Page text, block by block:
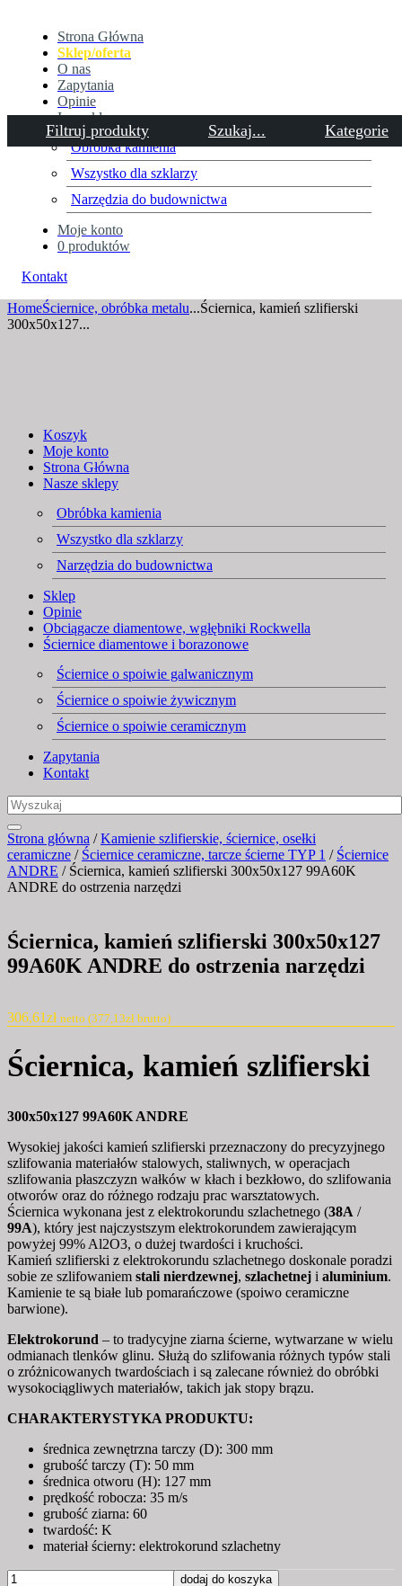
Filtruj produkty Szukaj... Kategorie
Strona Główna
Sklep/oferta
O nas
Zapytania
Opinie
Inne sklepy
Obróbka kamienia
Wszystko dla szklarzy
Narzędzia do budownictwa
Moje konto
0 produktów
Kontakt
Ściernica, kamień szlifierski
300x50x127 99A60K ANDRE
do ostrzenia narzędzi
HomeŚciernice, obróbka metalu...Ściernica, kamień szlifierski
300x50x127...
Koszyk
Moje konto
Strona Główna
Nasze sklepy
Obróbka kamienia
Wszystko dla szklarzy
Narzędzia do budownictwa
Sklep
Opinie
Obciągacze diamentowe, wgłębniki Rockwella
Ściernice diamentowe i borazonowe
Ściernice o spoiwie galwanicznym
Ściernice o spoiwie żywicznym
Ściernice o spoiwie ceramicznym
Zapytania
Kontakt
Strona główna /Kamienie szlifierskie, ściernice, osełki
ceramiczne / Ściernice ceramiczne, tarcze ścierne TYP 1 / Ściernice
ANDRE / Ściernica, kamień szlifierski 300x50x127 99A60K
ANDRE do ostrzenia narzędzi
Ściernica, kamień szlifierski 300x50x127
99A60K ANDRE do ostrzenia narzędzi
306,61zł netto (377,13zł brutto)
Ściernica, kamień szlifierski
300x50x127 99A60K ANDRE
Wysokiej jakości kamień szlifierski przeznaczony do precyzyjnego
szlifowania materiałów stalowych, staliwnych, w operacjach
szlifowania płaszczyzn wałków w kłach i bezkłowo, do szlifowania
otworów oraz do różnego rodzaju prac warsztatowych.
Ściernica wykonana jest z elektrokorundu szlachetnego (38A /
99A), który jest najczystszym elektrokorundem zawierającym
powyżej 99% Al2O3, o dużej twardości i kruchości.
Kamień szlifierski z elektrokorundu szlachetnego doskonale poradzi
sobie ze szlifowaniem stali nierdzewnej, szlachetnej i aluminium.
Kamienie te są białe lub pomarańczowe (spoiwo ceramiczne
barwione).
Elektrokorund – to tradycyjne ziarna ścierne, wytwarzane w wielu
odmianach tlenków glinu. Służą do szlifowania różnych typów stali
o zróżnicowanych twardościach i są zalecane również do obróbki
wysokociągliwych materiałów, takich jak stopy brązu.
CHARAKTERYSTYKA PRODUKTU:
średnica zewnętrzna tarczy (D): 300 mm
grubość tarczy (T): 50 mm
średnica otworu (H): 127 mm
prędkość robocza: 35 m/s
grubość ziarna: 60
twardość: K
materiał ścierny: elektrokorund szlachetny
ilość
dodaj do koszyka